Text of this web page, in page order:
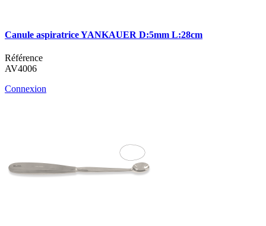
Canule aspiratrice YANKAUER D:5mm L:28cm
Référence
AV4006
Connexion